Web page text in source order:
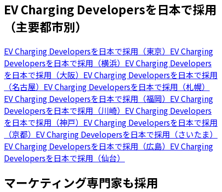
EV Charging Developersを日本で採用
（主要都市別）
EV Charging Developersを日本で採用（東京） EV Charging
Developersを日本で採用（横浜） EV Charging Developers
を日本で採用（大阪） EV Charging Developersを日本で採用
（名古屋） EV Charging Developersを日本で採用（札幌）
EV Charging Developersを日本で採用（福岡） EV Charging
Developersを日本で採用（川崎） EV Charging Developers
を日本で採用（神戸） EV Charging Developersを日本で採用
（京都） EV Charging Developersを日本で採用（さいたま）
EV Charging Developersを日本で採用（広島） EV Charging
Developersを日本で採用（仙台）
マーケティング専門家も採用